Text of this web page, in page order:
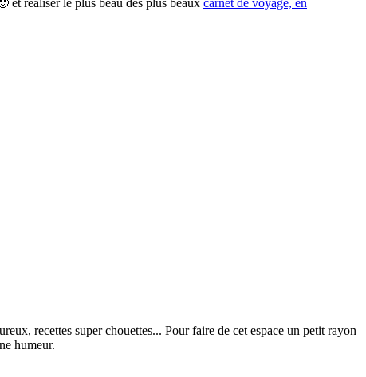
recettes super chouettes... Pour faire de cet espace un petit rayon
humeur.